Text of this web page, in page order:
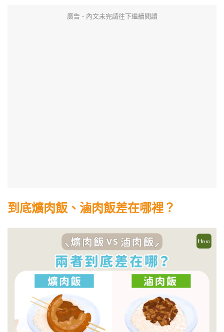
廣告 - 內文未完請往下繼續閱讀
到底爌肉飯、滷肉飯差在哪裡？